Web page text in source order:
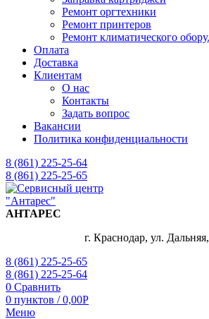
Ремонт оргтехники
Ремонт принтеров
Ремонт климатического
Оплата
Доставка
Клиентам
О нас
Контакты
Задать вопрос
Вакансии
Политика конфиденциальности
8 (861) 225-25-64
8 (861) 225-25-65
АНТАРЕС
г. Краснодар, ул.
8 (861) 225-25-65
8 (861) 225-25-64
0 Сравнить
0 пунктов / 0,00Р
Меню